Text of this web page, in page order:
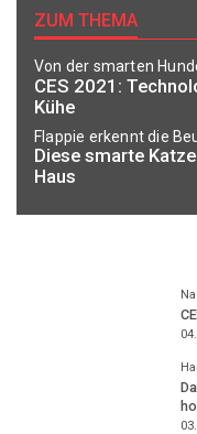
ZUM THEMA
Von der smarten
CES 2021:
Kühe
Flappie erkennt die
Diese smarte
Haus